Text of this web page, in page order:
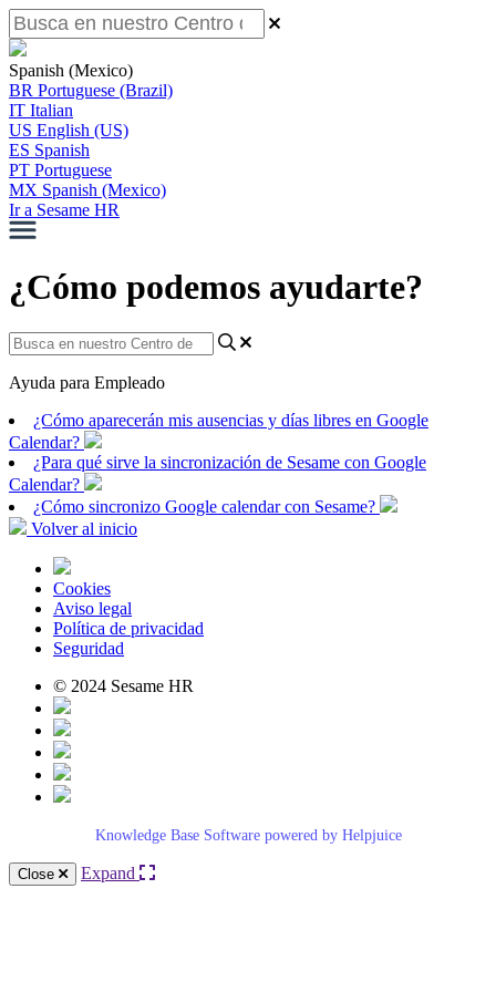
Spanish (Mexico)
BR Portuguese (Brazil)
IT Italian
US English (US)
ES Spanish
PT Portuguese
MX Spanish (Mexico)
Ir a Sesame HR
¿Cómo podemos ayudarte?
Ayuda para Empleado
¿Cómo aparecerán mis ausencias y días libres en Google
Calendar?
¿Para qué sirve la sincronización de Sesame con Google
Calendar?
¿Cómo sincronizo Google calendar con Sesame?
Volver al inicio
Cookies
Aviso legal
Política de privacidad
Seguridad
© 2024 Sesame HR
Knowledge Base Software powered by Helpjuice
Close Expand